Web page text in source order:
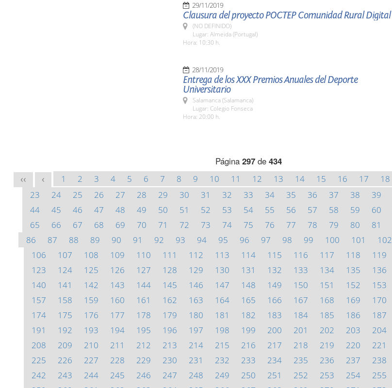
29/11/2019
Clausura del proyecto POCTEP Comunidad Rural Digital
(NO DEFINIDO)
Lugar: Almeida (Portugal)
Hora: 10:30 h.
28/11/2019
Entrega de los XXX Premios Anuales del Deporte
Universitario
Salamanca (Salamanca)
Lugar: Colegio Fonseca
Hora: 20:00 h.
Página 297de 434
<< < 1 2 3 4 5 6 7 8 9 10 11 12 13 14 15 16 17 18
23
24 25 26 27 28 29 30 31 32 33 34 35 36 37 38 39
44
45 46 47 48 49 50 51 52 53 54 55 56 57 58 59 60
65
66 67 68 69 70 71 72 73 74 75 76 77 78 79 80 81
86
87 88 89 90 91 92 93 94 95 96 97 98 99 100 101 102
106
107 108 109 110 111 112 113 114 115 116 117 118 119
123
124 125 126 127 128 129 130 131 132 133 134 135 136
140
141 142 143 144 145 146 147 148 149 150 151 152 153
157
158 159 160 161 162 163 164 165 166 167 168 169 170
174
175 176 177 178 179 180 181 182 183 184 185 186 187
191
192 193 194 195 196 197 198 199 200 201 202 203 204
208
209 210 211 212 213 214 215 216 217 218 219 220 221
225
226 227 228 229 230 231 232 233 234 235 236 237 238
242
243 244 245 246 247 248 249 250 251 252 253 254 255